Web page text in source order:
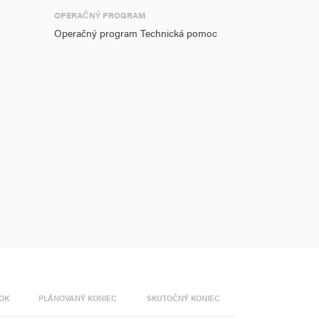
OPERAČNÝ PROGRAM
Operačný program Technická pomoc
PLÁNOVANÝ KONIEC SKUTOČNÝ KONIEC